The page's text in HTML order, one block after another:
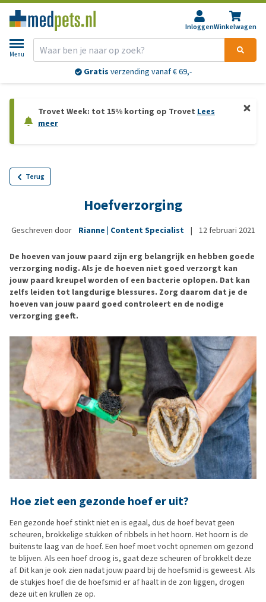
InloggenWinkelwagen
Menu
Gratis verzending vanaf € 69,-
Trovet Week: tot 15% korting op Trovet Lees
meer
Terug
Hoefverzorging
Geschreven door Rianne | Content Specialist | 12 februari 2021
De hoeven van jouw paard zijn erg belangrijk en hebben goede
verzorging nodig. Als je de hoeven niet goed verzorgt kan
jouw paard kreupel worden of een bacterie oplopen. Dat kan
zelfs leiden tot langdurige blessures. Zorg daarom dat je de
hoeven van jouw paard goed controleert en de nodige
verzorging geeft.
Hoe ziet een gezonde hoef er uit?
Een gezonde hoef stinkt niet en is egaal, dus de hoef bevat geen
scheuren, brokkelige stukken of ribbels in het hoorn. Het hoorn is de
buitenste laag van de hoef. Een hoef moet vocht opnemen om gezond
te blijven. Als een hoef droog is, gaat deze scheuren of brokkelt deze
af. Dit kan je ook zien nadat jouw paard bij de hoefsmid is geweest. Als
de stukjes hoef die de hoefsmid er af haalt in de zon liggen, drogen
deze uit en krullen ze op.